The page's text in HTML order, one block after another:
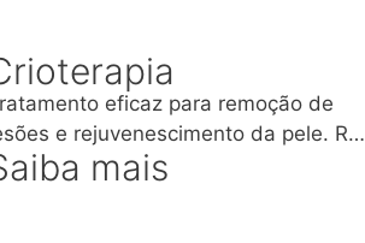
eficaz para remoção de
e rejuvenescimento da pele. R…
mais